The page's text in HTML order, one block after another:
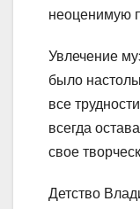
неоценимую
Увлечение
было
все
всегда
свое
Детство